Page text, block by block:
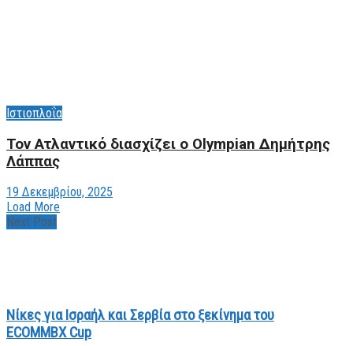
Ιστιοπλοΐα
Τον Ατλαντικό διασχίζει ο Olympian Δημήτρης
Λάππας
19 Δεκεμβρίου, 2025
Load More
Next Post
Νίκες για Ισραήλ και Σερβία στο ξεκίνημα του
ECOMMBX Cup